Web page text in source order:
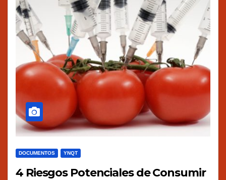
DOCUMENTOS YNQT
4 Riesgos Potenciales de Consumir